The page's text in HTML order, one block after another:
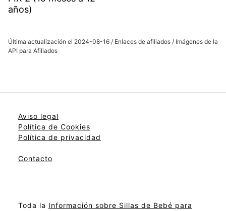
años)
Última actualización el 2024-08-16 / Enlaces de afiliados / Imágenes de la
API para Afiliados
Aviso legal
Política de Cookies
Política de privacidad
Contacto
Toda la Información sobre Sillas de Bebé para